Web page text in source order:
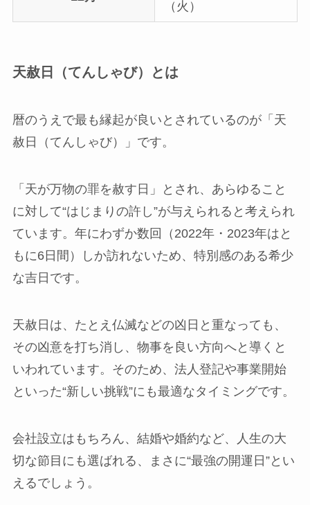
（火）
天赦日（てんしゃび）とは
暦のうえで最も縁起が良いとされているのが「天
赦日（てんしゃび）」です。
「天が万物の罪を赦す日」とされ、あらゆること
に対して“はじまりの許し”が与えられると考えられ
ています。年にわずか数回（2022年・2023年はと
もに6日間）しか訪れないため、特別感のある希少
な吉日です。
天赦日は、たとえ仏滅などの凶日と重なっても、
その凶意を打ち消し、物事を良い方向へと導くと
いわれています。そのため、法人登記や事業開始
といった“新しい挑戦”にも最適なタイミングです。
会社設立はもちろん、結婚や婚約など、人生の大
切な節目にも選ばれる、まさに“最強の開運日”とい
えるでしょう。